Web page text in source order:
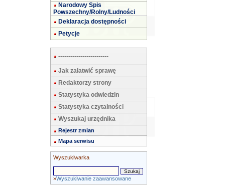
Narodowy Spis
Powszechny/Rolny/Ludności
Deklaracja dostępności
Petycje
-------------------------
Jak załatwić sprawę
Redaktorzy strony
Statystyka odwiedzin
Statystyka czytalności
Wyszukaj urzędnika
Rejestr zmian
Mapa serwisu
Wyszukiwarka
»Wyszukiwanie zaawansowane